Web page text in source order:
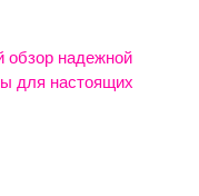
обзор надежной
для настоящих